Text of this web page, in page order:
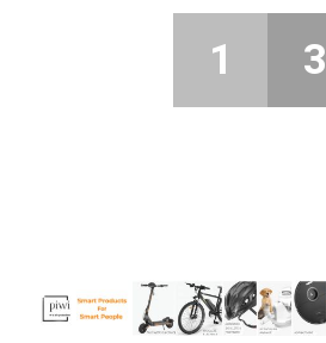
1 3